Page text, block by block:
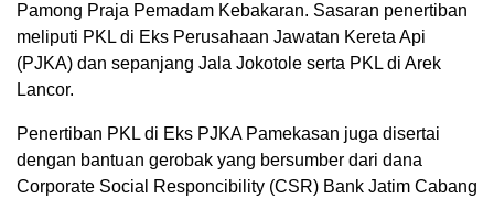
Pamong Praja Pemadam Kebakaran. Sasaran penertiban
meliputi PKL di Eks Perusahaan Jawatan Kereta Api
(PJKA) dan sepanjang Jala Jokotole serta PKL di Arek
Lancor.
Penertiban PKL di Eks PJKA Pamekasan juga disertai
dengan bantuan gerobak yang bersumber dari dana
Corporate Social Responcibility (CSR) Bank Jatim Cabang